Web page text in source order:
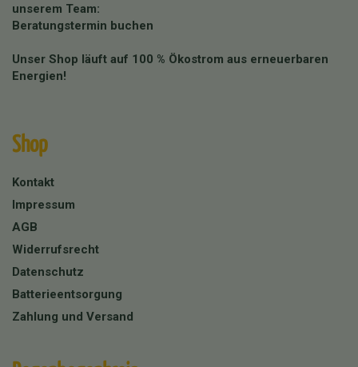
unserem Team:
Beratungstermin buchen
Unser Shop läuft auf 100 % Ökostrom aus erneuerbaren
Energien!
Shop
Kontakt
Impressum
AGB
Widerrufsrecht
Datenschutz
Batterieentsorgung
Zahlung und Versand